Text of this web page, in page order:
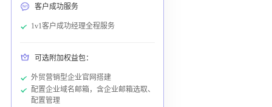
客户成功服务
1v1客户成功经理全程服务
可选附加权益包：
外贸营销型企业官网搭建
配置企业域名邮箱，含企业邮箱选取、
配置管理